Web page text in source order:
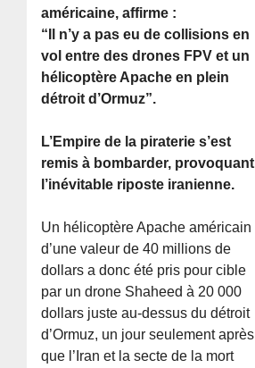
américaine, affirme :
“Il n’y a pas eu de collisions en
vol entre des drones FPV et un
hélicoptère Apache en plein
détroit d’Ormuz”.
L’Empire de la piraterie s’est
remis à bombarder, provoquant
l’inévitable riposte iranienne.
Un hélicoptère Apache américain
d’une valeur de 40 millions de
dollars a donc été pris pour cible
par un drone Shaheed à 20 000
dollars juste au-dessus du détroit
d’Ormuz, un jour seulement après
que l’Iran et la secte de la mort